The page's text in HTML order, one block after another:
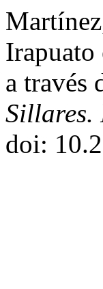
a través
Sillares.
doi: